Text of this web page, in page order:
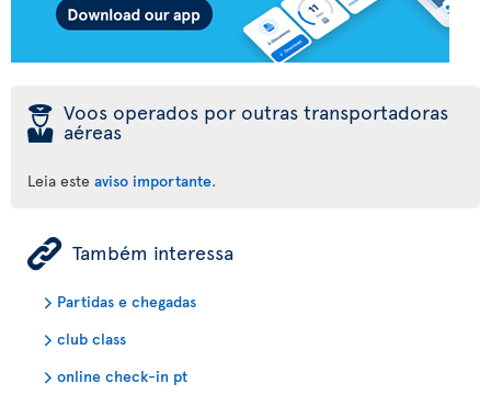
þ Voos operados por outras transportadoras
aéreas
Leia este aviso importante.
ÿ Também interessa
Partidas e chegadas
club class
online check-in pt